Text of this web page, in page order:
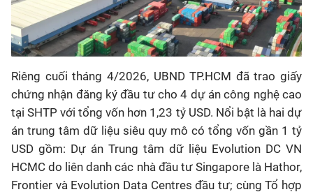
Riêng cuối tháng 4/2026, UBND TP.HCM đã trao giấy
chứng nhận đăng ký đầu tư cho 4 dự án công nghệ cao
tại SHTP với tổng vốn hơn 1,23 tỷ USD. Nổi bật là hai dự
án trung tâm dữ liệu siêu quy mô có tổng vốn gần 1 tỷ
USD gồm: Dự án Trung tâm dữ liệu Evolution DC VN
HCMC do liên danh các nhà đầu tư Singapore là Hathor,
Frontier và Evolution Data Centres đầu tư; cùng Tổ hợp